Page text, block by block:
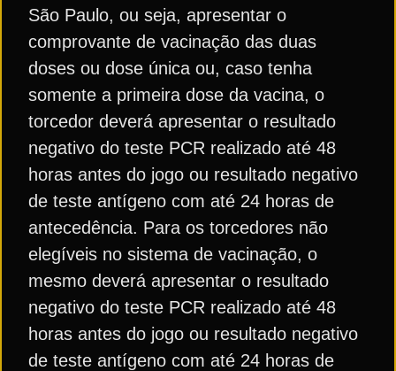
São Paulo, ou seja, apresentar o
comprovante de vacinação das duas
doses ou dose única ou, caso tenha
somente a primeira dose da vacina, o
torcedor deverá apresentar o resultado
negativo do teste PCR realizado até 48
horas antes do jogo ou resultado negativo
de teste antígeno com até 24 horas de
antecedência. Para os torcedores não
elegíveis no sistema de vacinação, o
mesmo deverá apresentar o resultado
negativo do teste PCR realizado até 48
horas antes do jogo ou resultado negativo
de teste antígeno com até 24 horas de